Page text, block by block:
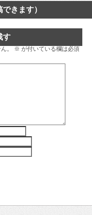
きます）
す
。 ※ が付いている欄は必須